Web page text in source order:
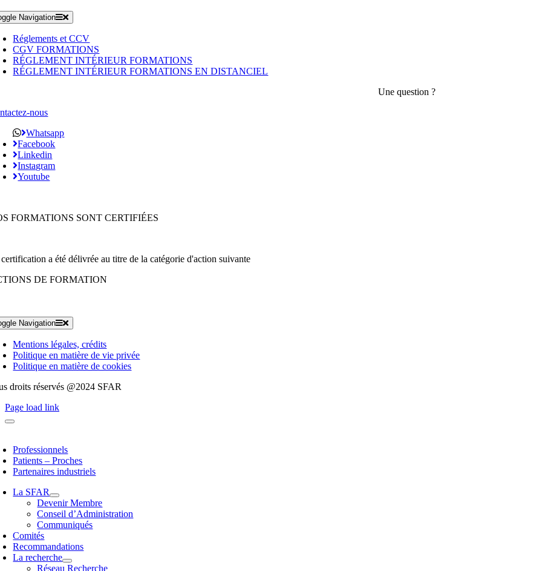
Navigation
Réglements et CCV
CGV FORMATIONS
RÉGLEMENT INTÉRIEUR FORMATIONS
RÉGLEMENT INTÉRIEUR FORMATIONS EN DISTANCIEL
Une question ?
nous
Whatsapp
Facebook
Linkedin
Instagram
Youtube
FORMATIONS SONT CERTIFIÉES
a été délivrée au titre de la catégorie d'action suivante
DE FORMATION
Navigation
Mentions légales, crédits
Politique en matière de vie privée
Politique en matière de cookies
droits réservés @2024 SFAR
Page load link
Professionnels
Patients – Proches
Partenaires industriels
La SFAR
Devenir Membre
Conseil d’Administration
Communiqués
Comités
Recommandations
La recherche
Réseau Recherche